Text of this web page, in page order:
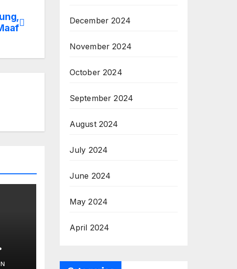
December 2024
November 2024
October 2024
September 2024
August 2024
July 2024
June 2024
May 2024
April 2024